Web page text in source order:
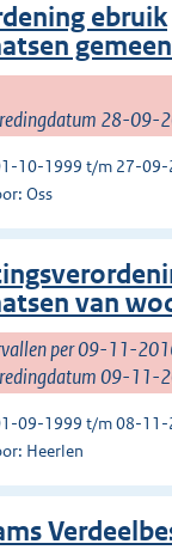
ebruik
28-09-
10-1999 t/m 27-09-
Oss
van
per 09-11-
09-11-
09-1999 t/m 08-11-
Heerlen